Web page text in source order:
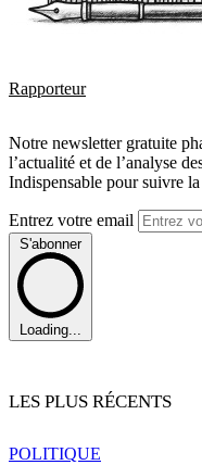
Rapporteur
Notre newsletter gratuite
l’actualité et de l’analyse
Indispensable pour suivre
Entrez votre email
S'abonner
Loading...
LES PLUS RÉCENTS
POLITIQUE